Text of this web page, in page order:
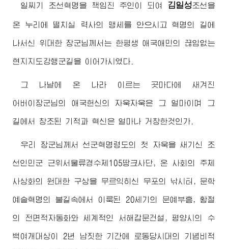
일찌기 조선혁명을 책임진 주인이 되여 김일성조선을
온 누리에 떨치실 력사의 맹세를 안으시고 혁명의 길에
나서신 위대한 장군님 께서는 한평생 애국애민의 끊임없는
현지지도강행군길을 이어가시였다.
그 나날에 온 나라 이르는 곳마다에 새겨진
어버이장군님 의 애국헌신의 자욱자욱은 그 얼마이며 그
길에서 창조된 기적과 혁신은 얼마나 거창한것인가.
우리 장군님 께서 선군혁명령도의 첫 자욱을 새기신 조
선인민군 근위서울류경수제105땅크사단, 온 사회의 주체
사상화의 원대한 구상을 무르익히신 무포의 낚시터, 문학
예술혁명의 불길속에서 이룩된 20세기의 문예부흥, 황철
의 전면적자동화와 세계적인 서해갑문건설, 평양시의 수
백여개대상이 2년 남짓한 기간에 로동당시대의 기념비적